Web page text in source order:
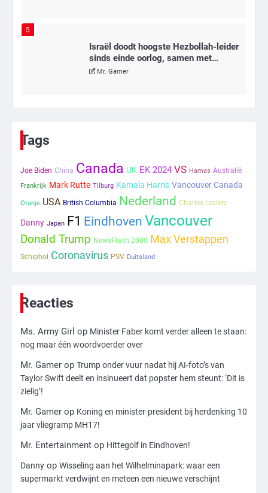
5
Israël doodt hoogste Hezbollah-leider
sinds einde oorlog, samen met
meerdere omwonenden
Mr. Gamer
6
1
Kleine veranderingen op komst
Mr. Gamer
2
3
Reiner, gearresteerd na dood ouders
Ms. Army Girl
4
Amerikaanse regisseur Rob Reiner en
vrouw dood gevonden in hun huis,
eigen zoon hoofdverdachte
Tags
Joe Biden China Canada UK EK 2024 VS Hamas Australië
Frankrijk Mark Rutte Tilburg Kamala Harris Vancouver Canada
Oranje USA British Columbia Nederland Charles Leclerc
Danny Japan F1 Eindhoven Vancouver
Donald Trump NewsFlash 2000 Max Verstappen
Schiphol Coronavirus PSV Duitsland
Reacties
Ms. Army Girl op Minister Faber komt verder alleen te staan:
nog maar één woordvoerder over
Mr. Gamer op Trump onder vuur nadat hij AI-foto’s van
Taylor Swift deelt en insinueert dat popster hem steunt: ‘Dit is
zielig’!
Mr. Gamer op Koning en minister-president bij herdenking 10
jaar vliegramp MH17!
Mr. Entertainment op Hittegolf in Eindhoven!
Danny op Wisseling aan het Wilhelminapark: waar een
supermarkt verdwijnt en meteen een nieuwe verschijnt